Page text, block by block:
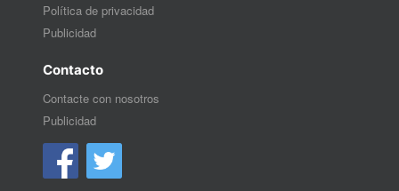
Política de privacidad
Publicidad
Contacto
Contacte con nosotros
Publicidad